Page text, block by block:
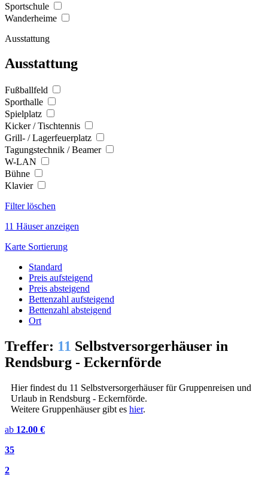
Sportschule
Wanderheime
Ausstattung
Ausstattung
Fußballfeld
Sporthalle
Spielplatz
Kicker / Tischtennis
Grill- / Lagerfeuerplatz
Tagungstechnik / Beamer
W-LAN
Bühne
Klavier
Filter löschen
11 Häuser anzeigen
Karte Sortierung
Standard
Preis aufsteigend
Preis absteigend
Bettenzahl aufsteigend
Bettenzahl absteigend
Ort
Treffer: 11 Selbstversorgerhäuser in
Rendsburg - Eckernförde
Hier findest du 11 Selbstversorgerhäuser für Gruppenreisen und
Urlaub in Rendsburg - Eckernförde.
Weitere Gruppenhäuser gibt es hier.
ab 12.00 €
35
2